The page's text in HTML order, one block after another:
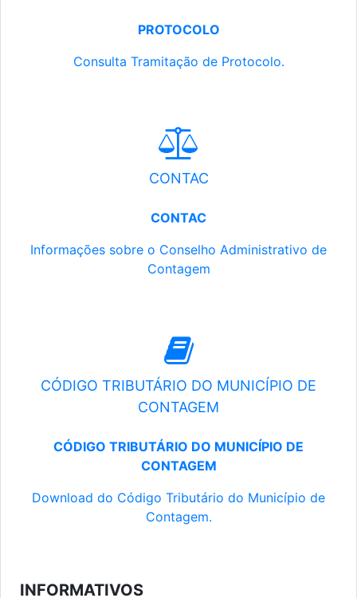
PROTOCOLO
Consulta Tramitação de Protocolo.
CONTAC
CONTAC
Informações sobre o Conselho Administrativo de
Contagem
CÓDIGO TRIBUTÁRIO DO MUNICÍPIO DE
CONTAGEM
CÓDIGO TRIBUTÁRIO DO MUNICÍPIO DE
CONTAGEM
Download do Código Tributário do Município de
Contagem.
INFORMATIVOS